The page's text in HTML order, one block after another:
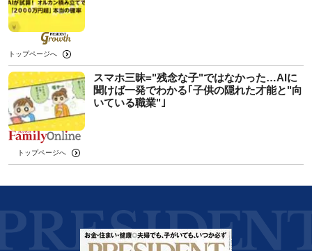
トップページへ
スマホ三昧="残念な子"ではなかった…AIに
聞けば一発でわかる｢子供の隠れた才能と"向
いている職業"｣
トップページへ